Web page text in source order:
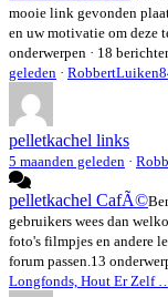
mooie link gevonden
en uw motivatie om deze
onderwerpen · 18
geleden ·
pelletkachel links
5 maanden geleden ·
pelletkachel CafÃ©
gebruikers wees dan
foto's filmpjes en andere
forum passen.13
Longfonds, Hout Er Zelf